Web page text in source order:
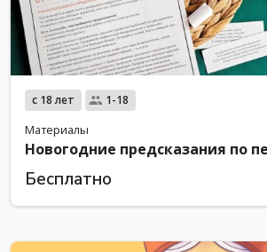
с 18 лет 1-18
Материалы
Новогодние предсказания по
Бесплатно